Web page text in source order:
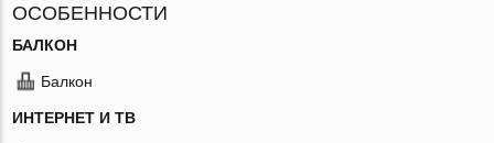
ОСОБЕННОСТИ
БАЛКОН
Балкон
ИНТЕРНЕТ И ТВ